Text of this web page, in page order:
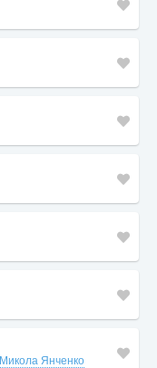
Микола Янченко